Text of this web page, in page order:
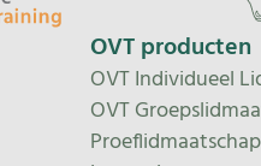
OVT producten
OVT Individueel
OVT
Proeflidmaatschap